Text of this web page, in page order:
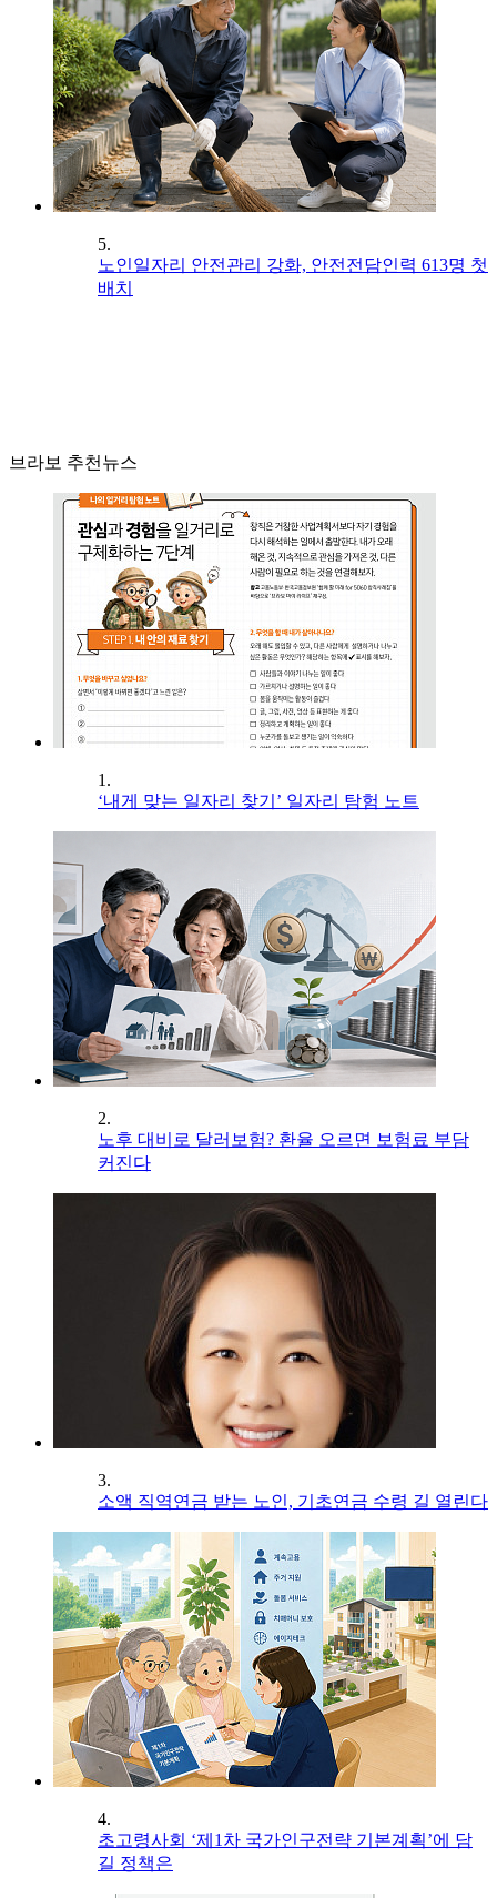
5.
노인일자리 안전관리 강화, 안전전담인력 613명 첫
배치
브라보 추천뉴스
1.
‘내게 맞는 일자리 찾기’ 일자리 탐험 노트
2.
노후 대비로 달러보험? 환율 오르면 보험료 부담
커진다
3.
소액 직역연금 받는 노인, 기초연금 수령 길 열린다
4.
초고령사회 ‘제1차 국가인구전략 기본계획’에 담
길 정책은